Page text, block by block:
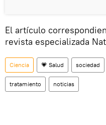
El artículo
revista especializada
Ciencia 💗 Salud sociedad
tratamiento noticias